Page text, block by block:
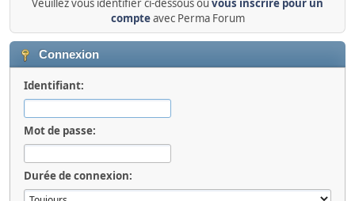
Veuillez vous identifier ci-dessous ou vous inscrire pour un
compteavec Perma Forum
Connexion
Identifiant:
Mot de passe:
Durée de connexion: